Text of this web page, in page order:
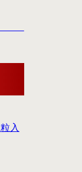
入